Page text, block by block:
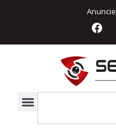
Anuncie